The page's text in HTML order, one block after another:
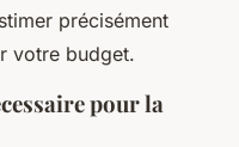
précisément
votre budget.
pour la